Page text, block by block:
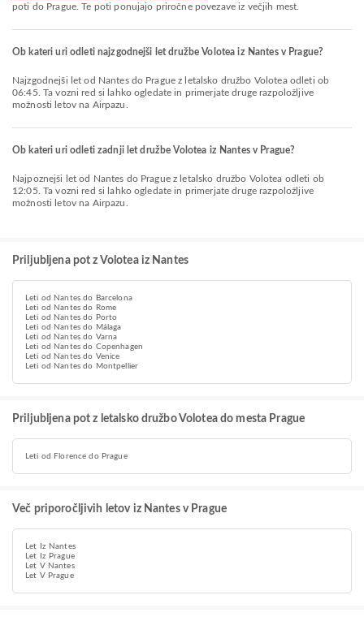
poti do Prague. Te poti ponujajo priročne povezave iz večjih mest.
Ob kateri uri odleti najzgodnejši let družbe Volotea iz Nantes v Prague?
Najzgodnejši let od Nantes do Prague z letalsko družbo Volotea odleti ob
06:45. Ta vozni red si lahko ogledate in primerjate druge razpoložljive
možnosti letov na Airpazu.
Ob kateri uri odleti zadnji let družbe Volotea iz Nantes v Prague?
Najpoznejši let od Nantes do Prague z letalsko družbo Volotea odleti ob
12:05. Ta vozni red si lahko ogledate in primerjate druge razpoložljive
možnosti letov na Airpazu.
Priljubljena pot z Volotea iz Nantes
Leti od Nantes do Barcelona
Leti od Nantes do Rome
Leti od Nantes do Porto
Leti od Nantes do Málaga
Leti od Nantes do Varna
Leti od Nantes do Copenhagen
Leti od Nantes do Venice
Leti od Nantes do Montpellier
Priljubljena pot z letalsko družbo Volotea do mesta Prague
Leti od Florence do Prague
Več priporočljivih letov iz Nantes v Prague
Let Iz Nantes
Let Iz Prague
Let V Nantes
Let V Prague